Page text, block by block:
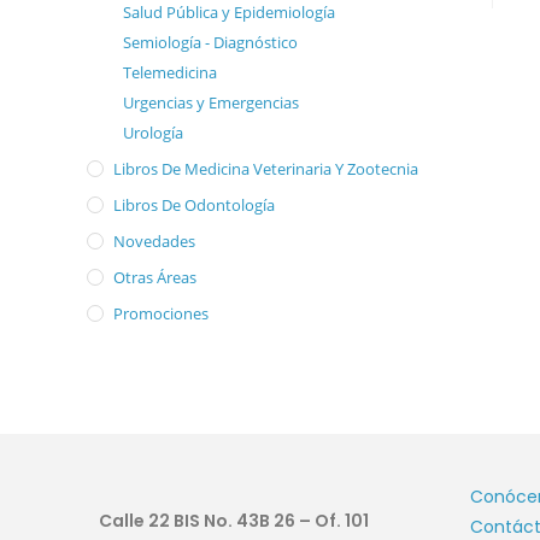
Salud Pública y Epidemiología
Semiología - Diagnóstico
Telemedicina
Urgencias y Emergencias
Urología
Libros De Medicina Veterinaria Y Zootecnia
Libros De Odontología
Novedades
Otras Áreas
Promociones
Calle 22 BIS No. 43B 26 – Of. 101